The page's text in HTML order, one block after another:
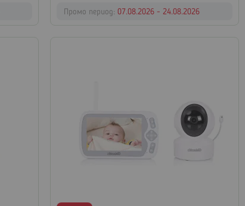
Промо период:07.08.2026 - 24.08.2026